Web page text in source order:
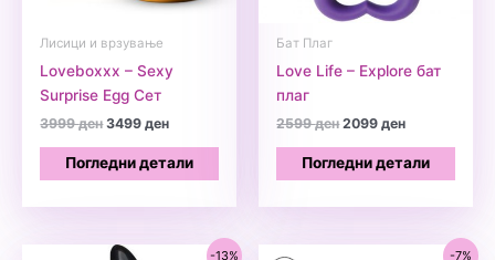
Лисици и врзување
Loveboxxx – Sexy
Surprise Egg Сет
3999денOriginal
was:
3999 ден.
3499денCurrent
is:
Погледни детали
Бат Плаг
Love Life – Explore бат
плаг
2599денOriginal
was:
2599 ден.
2099денCurrent
is:
Погледни детали
-13% -7%